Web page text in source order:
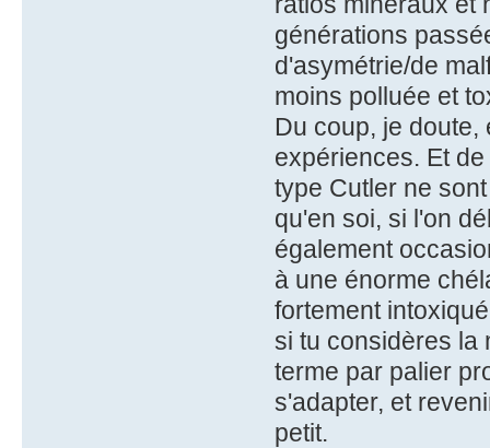
générations
d'asymétrie/de
moins polluée et
Du coup, je
expériences. Et
type Cutler ne
qu'en soi, si l'on
également
à une énorme
fortement
si tu considères la
terme par palier
s'adapter, et
petit.